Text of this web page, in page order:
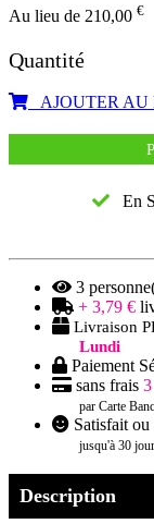
Au lieu de 210,00 €
Quantité
AJOUTER AU
En
3
+ 3,79 €
Livraison
Lundi
Paiement
sans frais
par Carte
Satisfait
jusqu'à 30
Description